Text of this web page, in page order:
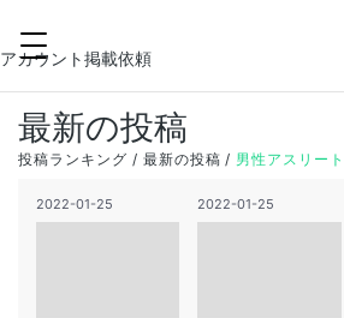
アカウント掲載依頼
最新の投稿
8
9 10 11
22
23 24 25
29
30
9
10 11 12
投稿ランキング 最新の投稿 男性アスリート
2022-01-25 2022-01-25